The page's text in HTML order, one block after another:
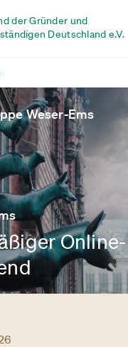
der Gründer und
Deutschland e.V.
Weser-Ems
Online-